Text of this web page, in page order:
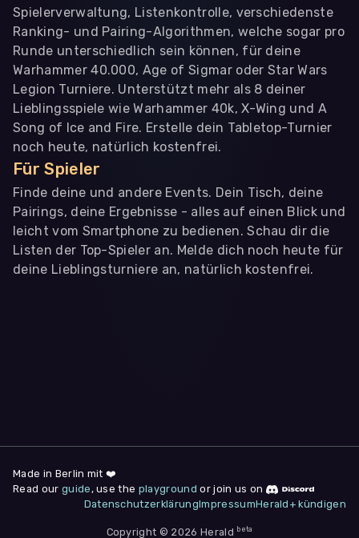
Spielerverwaltung, Listenkontrolle, verschiedenste
Ranking- und Pairing-Algorithmen, welche sogar pro
Runde unterschiedlich sein können, für deine
Warhammer 40.000, Age of Sigmar oder Star Wars
Legion Turniere. Unterstützt mehr als 8 deiner
Lieblingsspiele wie Warhammer 40k, X-Wing und A
Song of Ice and Fire. Erstelle dein Tabletop-Turnier
noch heute, natürlich kostenfrei.
Für Spieler
Finde deine und andere Events. Dein Tisch, deine
Pairings, deine Ergebnisse - alles auf einen Blick und
leicht vom Smartphone zu bedienen. Schau dir die
Listen der Top-Spieler an. Melde dich noch heute für
deine Lieblingsturniere an, natürlich kostenfrei.
deine Zustimmung jederzeit unter "
am Seitenende widerrufen.
Nur notwendige
Made in Berlin mit ❤️
Read our guide , use the playground or join us on
DatenschutzerklärungImpressumHerald+ kündigen
Copyright © 2026 Herald beta